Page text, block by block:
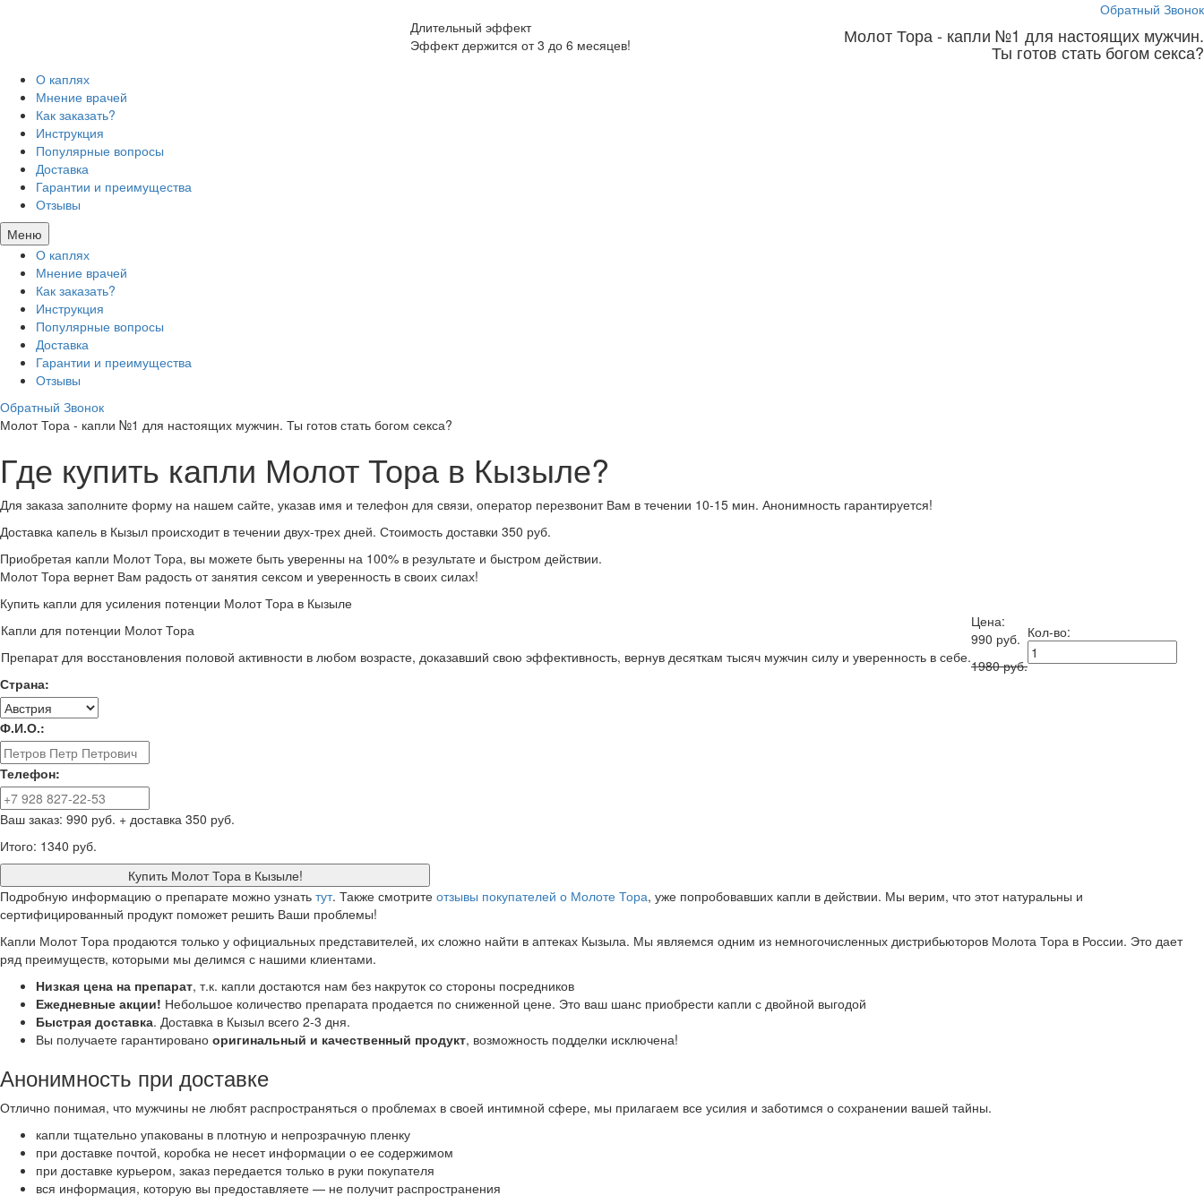
Длительный эффект
Эффект держится от 3 до 6 месяцев!
Обратный Звонок
Молот Тора - капли №1 для настоящих мужчин.
Ты готов стать богом секса?
О каплях
Мнение врачей
Как заказать?
Инструкция
Популярные вопросы
Доставка
Гарантии и преимущества
Отзывы
Меню
О каплях
Мнение врачей
Как заказать?
Инструкция
Популярные вопросы
Доставка
Гарантии и преимущества
Отзывы
Обратный Звонок
Молот Тора - капли №1 для настоящих мужчин. Ты готов стать богом секса?
Где купить капли Молот Тора в Кызыле?
Для заказа заполните форму на нашем сайте, указав имя и телефон для связи, оператор перезвонит Вам в течении 10-15 мин. Анонимность гарантируется!
Доставка капель в Кызыл происходит в течении двух-трех дней. Стоимость доставки 350 руб.
Приобретая капли Молот Тора, вы можете быть уверенны на 100% в результате и быстром действии.
Молот Тора вернет Вам радость от занятия сексом и уверенность в своих силах!
Купить капли для усиления потенции Молот Тора в Кызыле
Капли для потенции Молот Тора
Препарат для восстановления половой активности в любом возрасте, доказавший свою эффективность, вернув десяткам тысяч мужчин силу и уверенность в себе.
Цена:
990 руб.
1980 руб.
Кол-во:
Страна:
Ф.И.О.:
Телефон:
Ваш заказ: 990 руб. + доставка 350 руб.
Итого: 1340 руб.
Купить Молот Тора в Кызыле!
Подробную информацию о препарате можно узнать тут. Также смотрите отзывы покупателей о Молоте Тора, уже попробовавших капли в действии. Мы верим, что этот натуральны и
сертифицированный продукт поможет решить Ваши проблемы!
Капли Молот Тора продаются только у официальных представителей, их сложно найти в аптеках Кызыла. Мы являемся одним из немногочисленных дистрибьюторов Молота Тора в России. Это дает
ряд преимуществ, которыми мы делимся с нашими клиентами.
Низкая цена на препарат, т.к. капли достаются нам без накруток со стороны посредников
Ежедневные акции! Небольшое количество препарата продается по сниженной цене. Это ваш шанс приобрести капли с двойной выгодой
Быстрая доставка. Доставка в Кызыл всего 2-3 дня.
Вы получаете гарантировано оригинальный и качественный продукт, возможность подделки исключена!
Анонимность при доставке
Отлично понимая, что мужчины не любят распространяться о проблемах в своей интимной сфере, мы прилагаем все усилия и заботимся о сохранении вашей тайны.
капли тщательно упакованы в плотную и непрозрачную пленку
при доставке почтой, коробка не несет информации о ее содержимом
при доставке курьером, заказ передается только в руки покупателя
вся информация, которую вы предоставляете — не получит распространения